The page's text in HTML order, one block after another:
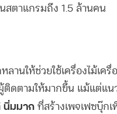
สตาแกรมถึง 1.5 ล้านคน
านให้ช่วยใช้เครื่องไม้เครื่
ดตามให้มากขึ้น แม้แต่แน
นิ่มมาก ที่สร้างเพจเฟซบุ๊กเ